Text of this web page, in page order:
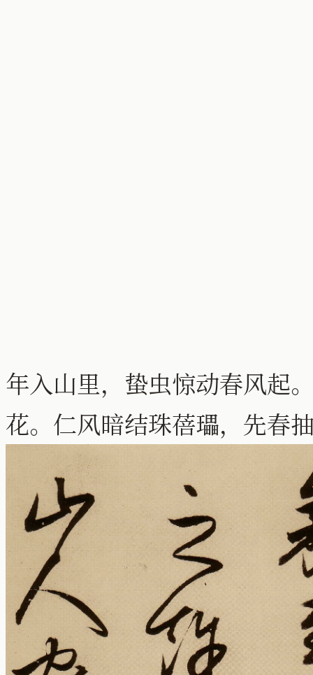
年入山里，蛰虫惊动春风起
花。仁风暗结珠蓓瓃，先春